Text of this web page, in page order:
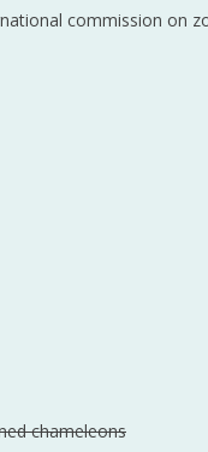
commission on
chameleons